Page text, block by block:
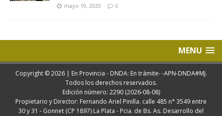
mayo 19, 2020 0
MENU
Copyright © 2026 | En Provincia - DNDA: En trámite- -APN-DNDA#MJ.
Todos los derechos reservados.
Edición número: 2290 (2026-08-08)
Propietario y Director: Fernando Ariel Pinilla. calle 485 n° 3549 entre
30 y 31 - Gonnet (CP 1897) La Plata - Pcia. de Bs. As. Desarrollo del